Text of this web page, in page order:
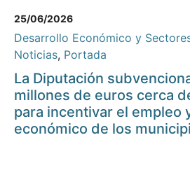
25/06/2026
Desarrollo Económico y
Noticias, Portada
La Diputación
millones de euros cerca
para incentivar el empleo
económico de los